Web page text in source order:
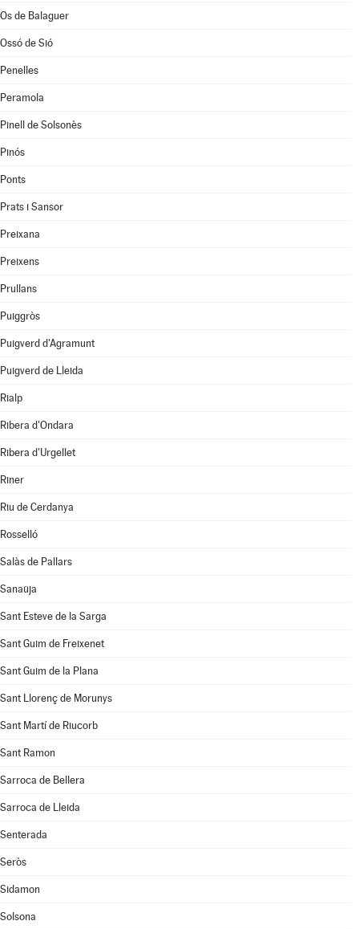
Os de Balaguer
Ossó de Sió
Penelles
Peramola
Pinell de Solsonès
Pinós
Ponts
Prats i Sansor
Preixana
Preixens
Prullans
Puiggròs
Puigverd d'Agramunt
Puigverd de Lleida
Rialp
Ribera d'Ondara
Ribera d'Urgellet
Riner
Riu de Cerdanya
Rosselló
Salàs de Pallars
Sanaüja
Sant Esteve de la Sarga
Sant Guim de Freixenet
Sant Guim de la Plana
Sant Llorenç de Morunys
Sant Martí de Riucorb
Sant Ramon
Sarroca de Bellera
Sarroca de Lleida
Senterada
Seròs
Sidamon
Solsona